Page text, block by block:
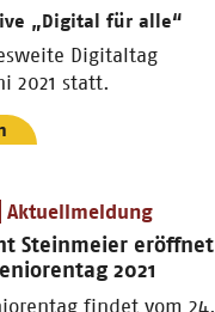
„Digital für alle“
Digitaltag
2021 statt.
Aktuellmeldung
Steinmeier eröffnet
2021
findet vom 24.